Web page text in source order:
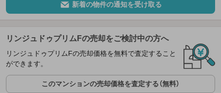
新着の物件の通知を受け取る
リンジュドゥプリムFの売却をご検討中の方へ
リンジュドゥプリムFの売却価格を無料で査定すること
ができます。
このマンションの売却価格を査定する（無料）